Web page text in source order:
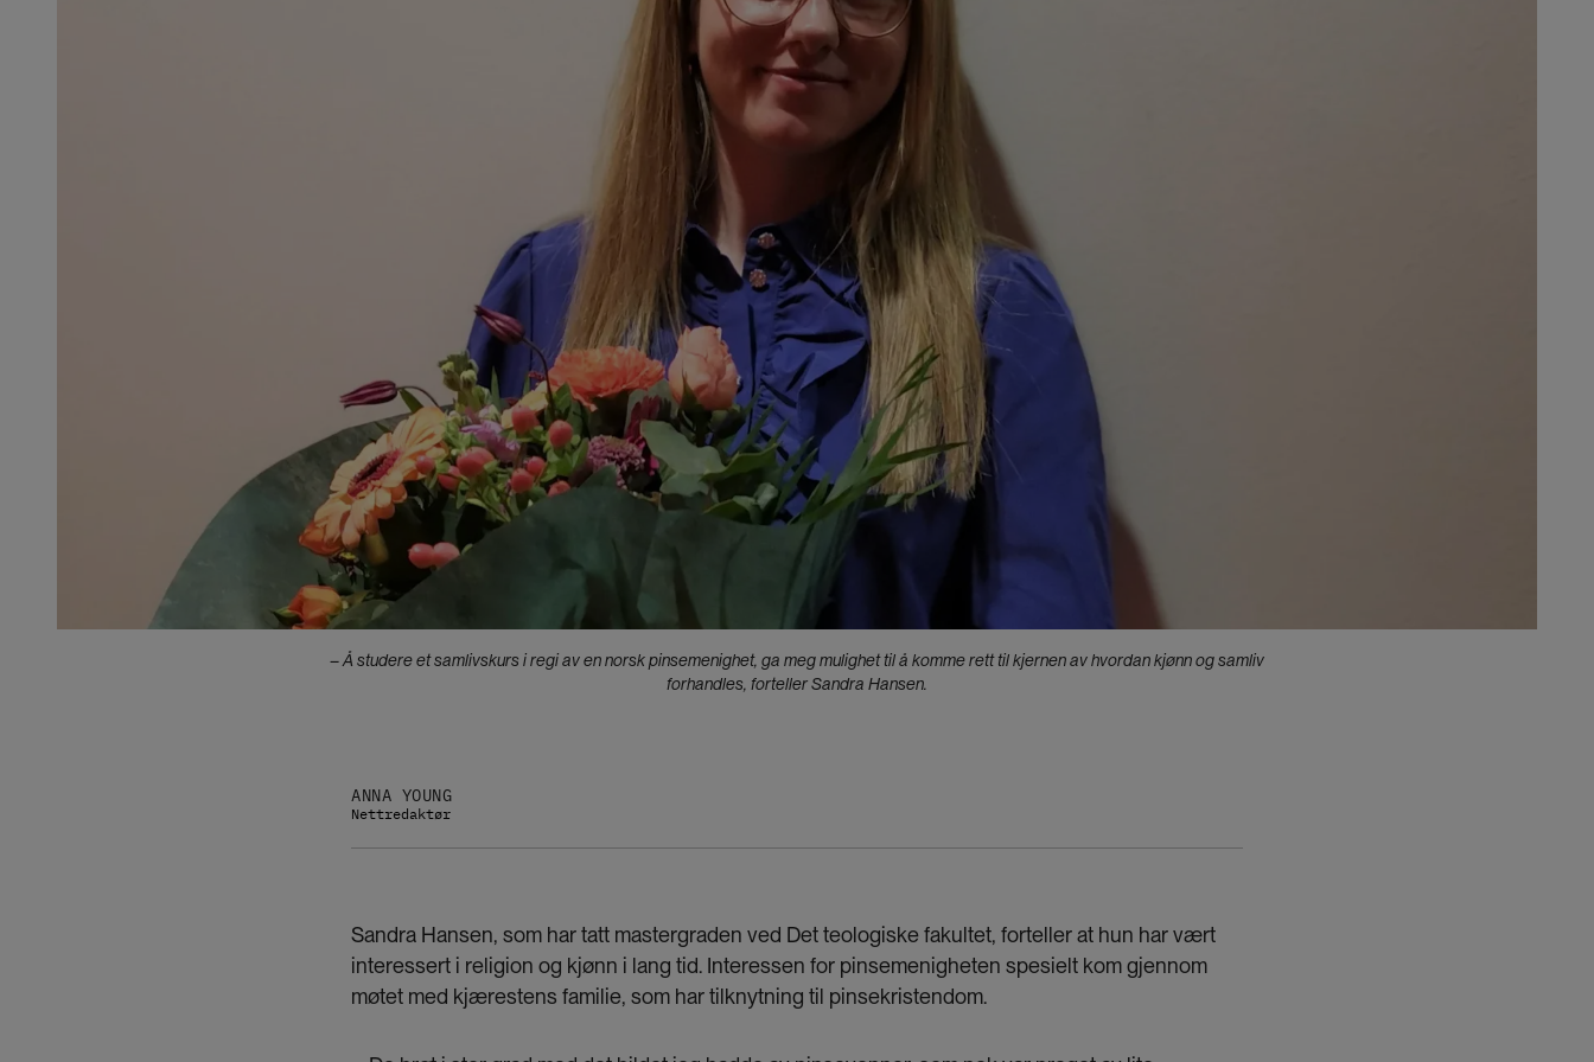
– Å studere et samlivskurs i regi av en norsk pinsemenighet, ga meg mulighet til å komme rett til kjernen av hvordan kjønn og samliv
forhandles, forteller Sandra Hansen.
ANNA YOUNG
Nettredaktør
Sandra Hansen, som har tatt mastergraden ved Det teologiske fakultet, forteller at hun har vært
interessert i religion og kjønn i lang tid. Interessen for pinsemenigheten spesielt kom gjennom
møtet med kjærestens familie, som har tilknytning til pinsekristendom.